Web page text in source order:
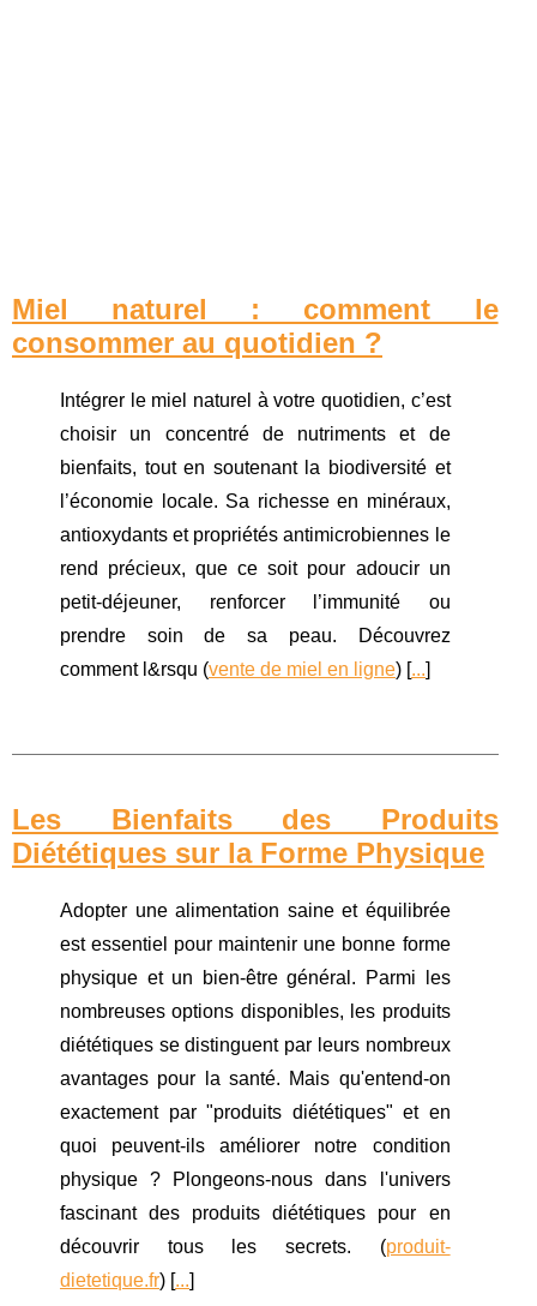
Miel naturel : comment le
consommer au quotidien ?
Intégrer le miel naturel à votre quotidien, c’est
choisir un concentré de nutriments et de
bienfaits, tout en soutenant la biodiversité et
l’économie locale. Sa richesse en minéraux,
antioxydants et propriétés antimicrobiennes le
rend précieux, que ce soit pour adoucir un
petit-déjeuner, renforcer l’immunité ou
prendre soin de sa peau. Découvrez
comment l&rsqu (vente de miel en ligne) [...]
Les Bienfaits des Produits
Diététiques sur la Forme Physique
Adopter une alimentation saine et équilibrée
est essentiel pour maintenir une bonne forme
physique et un bien-être général. Parmi les
nombreuses options disponibles, les produits
diététiques se distinguent par leurs nombreux
avantages pour la santé. Mais qu'entend-on
exactement par "produits diététiques" et en
quoi peuvent-ils améliorer notre condition
physique ? Plongeons-nous dans l'univers
fascinant des produits diététiques pour en
découvrir tous les secrets. (produit-
dietetique.fr) [...]